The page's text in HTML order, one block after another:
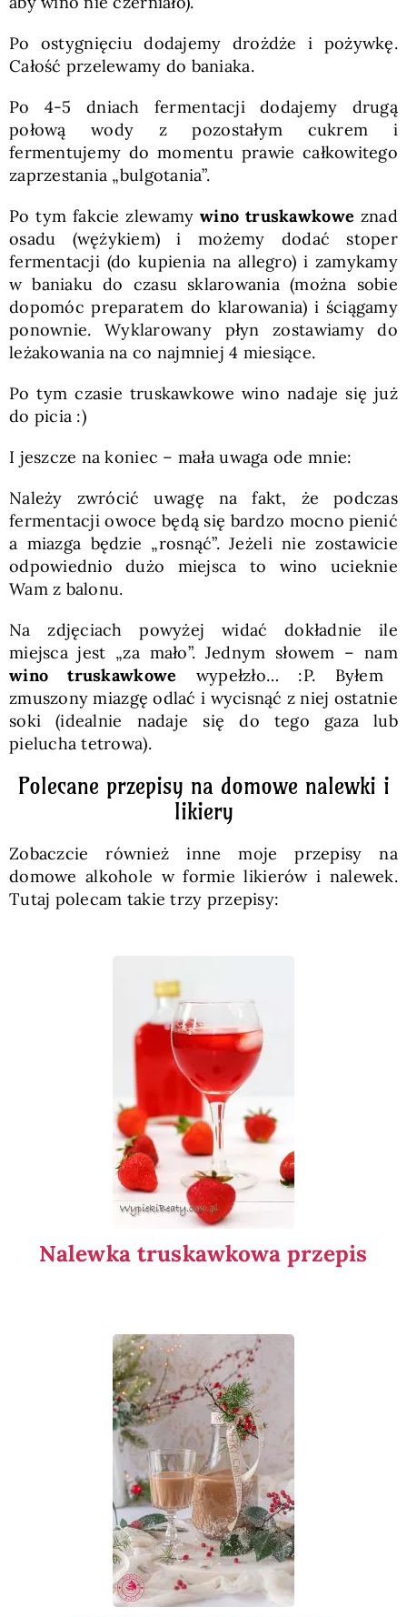
Po ostygnięciu dodajemy drożdże i pożywkę.
Całość przelewamy do baniaka.
Po 4-5 dniach fermentacji dodajemy drugą
połową wody z pozostałym cukrem i
fermentujemy do momentu prawie całkowitego
zaprzestania „bulgotania”.
Po tym fakcie zlewamywino truskawkowe znad
osadu (wężykiem) i możemy dodać stoper
fermentacji (do kupienia na allegro) i zamykamy
w baniaku do czasu sklarowania (można sobie
dopomóc preparatem do klarowania) i ściągamy
ponownie. Wyklarowany płyn zostawiamy do
leżakowania na co najmniej 4 miesiące.
Po tym czasie truskawkowe wino nadaje się już
do picia :)
I jeszcze na koniec – mała uwaga ode mnie:
Należy zwrócić uwagę na fakt, że podczas
fermentacji owoce będą się bardzo mocno pienić
a miazga będzie „rosnąć”. Jeżeli nie zostawicie
odpowiednio dużo miejsca to wino ucieknie
Wam z balonu.
Na zdjęciach powyżej widać dokładnie ile
miejsca jest „za mało”. Jednym słowem – nam
wino truskawkowe wypełzło… :P. Byłem
zmuszony miazgę odlać i wycisnąć z niej ostatnie
soki (idealnie nadaje się do tego gaza lub
pielucha tetrowa).
Polecane przepisy na domowe nalewki i
likiery
Zobaczcie również inne moje przepisy na
domowe alkohole w formie likierów i nalewek.
Tutaj polecam takie trzy przepisy:
Nalewka truskawkowa przepis